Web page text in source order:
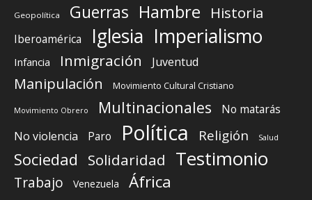
Geopolítica Guerras Hambre Historia
Iberoamérica Iglesia Imperialismo
Infancia Inmigración Juventud
Manipulación Movimiento Cultural Cristiano
Movimiento Obrero Multinacionales
No matarás
No violencia
Paro Política Religión Salud
Sociedad Solidaridad Testimonio
Trabajo Venezuela África